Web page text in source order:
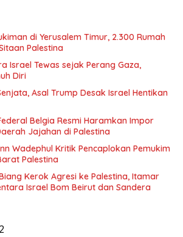
di Yerusalem Timur, 2.300 Rumah
Palestina
Israel Tewas sejak Perang Gaza,
Diri
Asal Trump Desak Israel Hentikan
Belgia Resmi Haramkan Impor
Jajahan di Palestina
Wadephul Kritik Pencaplokan Pemukim
Palestina
Kerok Agresi ke Palestina, Itamar
Israel Bom Beirut dan Sandera